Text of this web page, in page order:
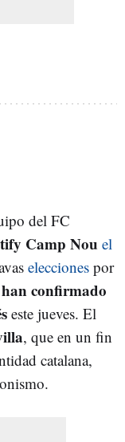
del FC
Camp Nou el
elecciones por
confirmado
este jueves. El
, que en un fin
catalana,